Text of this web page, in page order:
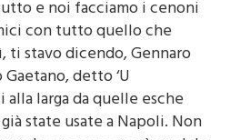
e noi facciamo i cenoni
con tutto quello che
ti stavo dicendo, Gennaro
detto ‘U
larga da quelle esche
state usate a Napoli. Non